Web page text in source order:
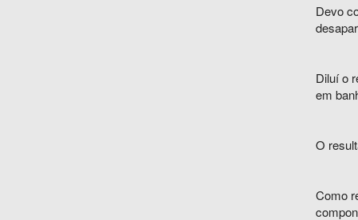
Devo
Diluí o
em
O
Como